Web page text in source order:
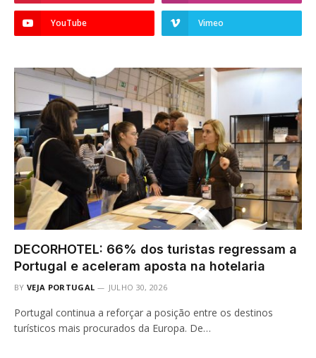
YouTube Vimeo
DECORHOTEL: 66% dos turistas regressam a
Portugal e aceleram aposta na hotelaria
BY VEJA PORTUGAL JULHO 30, 2026
Portugal continua a reforçar a posição entre os destinos
turísticos mais procurados da Europa. De…